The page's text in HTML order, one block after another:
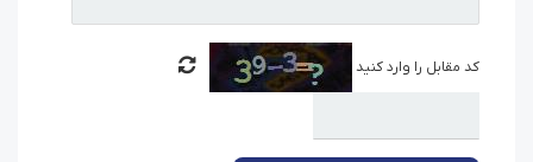
کد مقابل را وارد کنید